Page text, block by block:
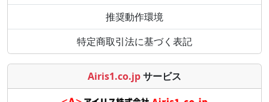
推奨動作環境
特定商取引法に基づく表記
Airis1.co.jpサービス